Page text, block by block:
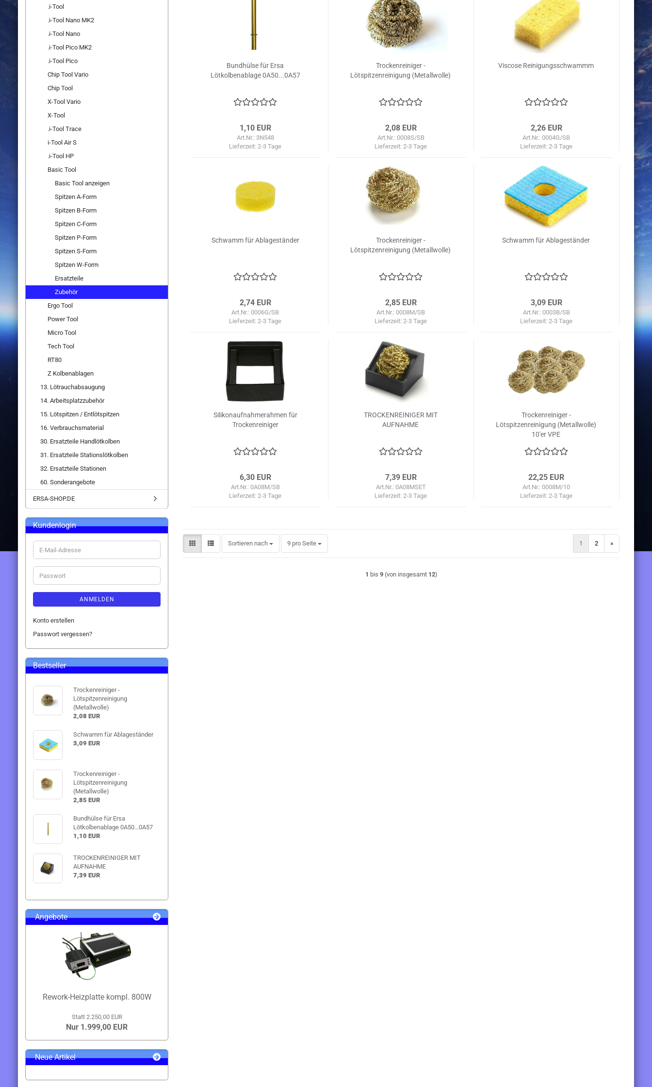
Bundhülse für Ersa
Lötkolbenablage 0A50...0A57
1,10 EUR
Art.Nr.: 3N548
Lieferzeit:2-3 Tage
Trockenreiniger -
Lötspitzenreinigung (Metallwolle)
2,08 EUR
Art.Nr.: 0008S/SB
Lieferzeit:2-3 Tage
Viscose Reinigungsschwammm
2,26 EUR
Art.Nr.: 0004G/SB
Lieferzeit:2-3 Tage
Schwamm für Ablageständer
2,74 EUR
Art.Nr.: 0006G/SB
Lieferzeit:2-3 Tage
Trockenreiniger -
Lötspitzenreinigung (Metallwolle)
2,85 EUR
Art.Nr.: 0008M/SB
Lieferzeit:2-3 Tage
Schwamm für Ablageständer
3,09 EUR
Art.Nr.: 0003B/SB
Lieferzeit:2-3 Tage
Silikonaufnahmerahmen für
Trockenreiniger
6,30 EUR
Art.Nr.: 0A08M/SB
Lieferzeit:2-3 Tage
TROCKENREINIGER MIT
AUFNAHME
7,39 EUR
Art.Nr.: 0A08MSET
Lieferzeit:2-3 Tage
Trockenreiniger -
Lötspitzenreinigung (Metallwolle)
10'er VPE
22,25 EUR
Art.Nr.: 0008M/10
Lieferzeit:2-3 Tage
Sortieren nach
Sortieren nach 9 pro Seite
pro Seite 1 2 »
1 bis 9(von insgesamt 12)
.i-Tool
.i-Tool Nano MK2
.i-Tool Nano
.i-Tool Pico MK2
.i-Tool Pico
Chip Tool Vario
Chip Tool
X-Tool Vario
X-Tool
.i-Tool Trace
i-Tool Air S
.i-Tool HP
Basic Tool
Basic Tool anzeigen
Spitzen A-Form
Spitzen B-Form
Spitzen C-Form
Spitzen P-Form
Spitzen S-Form
Spitzen W-Form
Ersatzteile
Zubehör
Ergo Tool
Power Tool
Micro Tool
Tech Tool
RT80
Z Kolbenablagen
13. Lötrauchabsaugung
14. Arbeitsplatzzubehör
15. Lötspitzen / Entlötspitzen
16. Verbrauchsmaterial
30. Ersatzteile Handlötkolben
31. Ersatzteile Stationslötkolben
32. Ersatzteile Stationen
60. Sonderangebote
ERSA-SHOP.DE
Kundenlogin
E-
Mail-
Adresse
Passwort
ANMELDEN
Konto erstellen
Passwort vergessen?
Bestseller
Trockenreiniger -
Lötspitzenreinigung
(Metallwolle)
2,08 EUR
Schwamm für Ablageständer
3,09 EUR
Trockenreiniger -
Lötspitzenreinigung
(Metallwolle)
2,85 EUR
Bundhülse für Ersa
Lötkolbenablage 0A50...0A57
1,10 EUR
TROCKENREINIGER MIT
AUFNAHME
7,39 EUR
Angebote
Rework-Heizplatte kompl. 800W
Statt 2.250,00 EUR
Nur 1.999,00 EUR
Neue Artikel